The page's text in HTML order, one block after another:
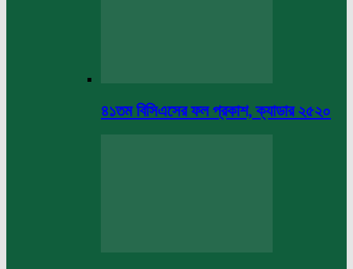
৪১তম বিসিএসের ফল প্রকাশ, ক্যাডার ২৫২০